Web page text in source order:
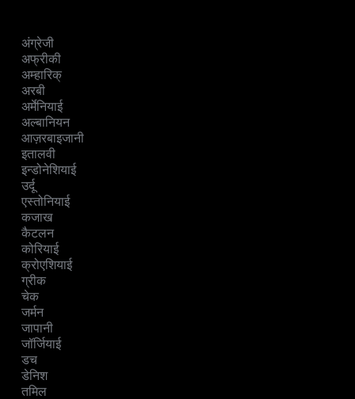
अंग्रेजी
अफ्रीकी
अम्हारिक्
अरबी
अर्मेनियाई
अल्बानियन
आज़रबाइजानी
इतालवी
इन्डोनेशियाई
उर्दू
एस्तोनियाई
कजाख
कैटलन
कोरियाई
क्रोएशियाई
ग्रीक
चेक
जर्मन
जापानी
जॉर्जियाई
डच
डेनिश
तमिल